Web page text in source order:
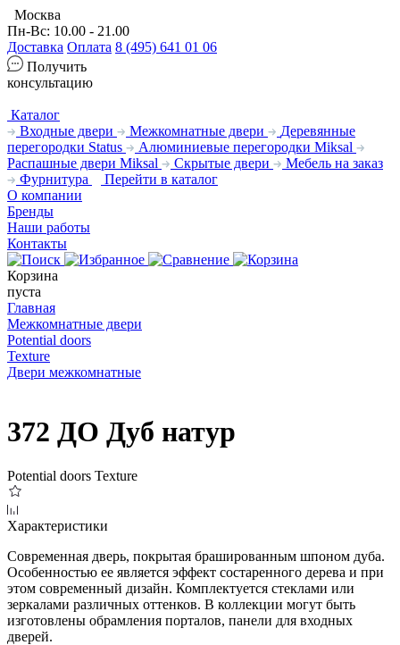
Москва
Пн-Вс: 10.00 - 21.00
Доставка Оплата 8 (495) 641 01 06
Получить
консультацию
Каталог
Входные двери
Межкомнатные двери
Деревянные
перегородки Status
Алюминиевые перегородки Miksal
Распашные двери Miksal
Скрытые двери
Мебель на заказ
Фурнитура
Перейти в каталог
О компании
Бренды
Наши работы
Контакты
Корзина
пуста
Главная
Межкомнатные двери
Potential doors
Texture
Двери межкомнатные
372 ДО Дуб натур
Potential doors Texture
Характеристики
Современная дверь, покрытая брашированным шпоном дуба.
Особенностью ее является эффект состаренного дерева и при
этом современный дизайн. Комплектуется стеклами или
зеркалами различных оттенков. В коллекции могут быть
изготовлены обрамления порталов, панели для входных
дверей.